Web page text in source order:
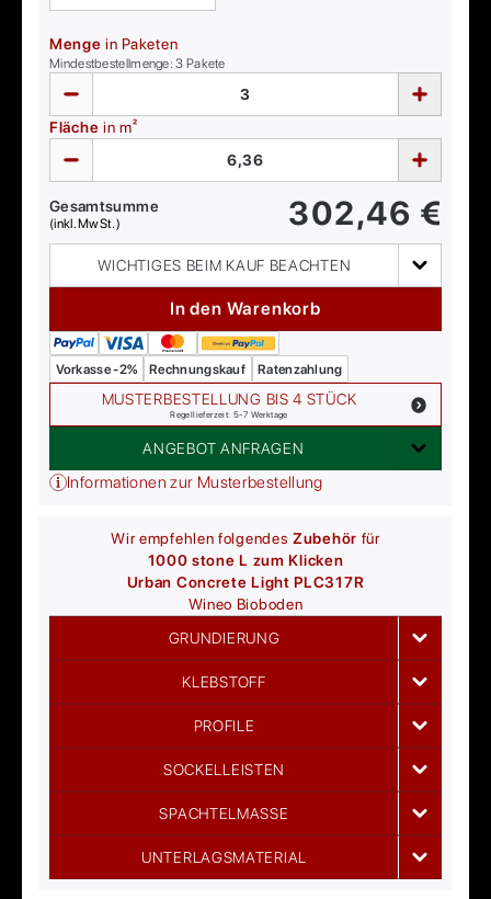
Menge in Paketen
Mindestbestellmenge:3 Pakete
Fläche in m²
Gesamtsumme
(inkl. MwSt.) 302,46 €
WICHTIGES BEIM KAUF BEACHTEN
In den Warenkorb
Vorkasse -2% Rechnungskauf Ratenzahlung
MUSTERBESTELLUNG BIS 4 STÜCK
Regellieferzeit: 5-7 Werktage
ANGEBOT ANFRAGEN
Informationen zur Musterbestellung
Wir empfehlen folgendesZubehör für
1000 stone L zum Klicken
Urban Concrete Light PLC317R
Wineo Bioboden
GRUNDIERUNG
KLEBSTOFF
PROFILE
SOCKELLEISTEN
SPACHTELMASSE
UNTERLAGSMATERIAL